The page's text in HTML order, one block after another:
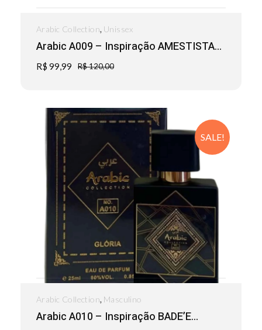
Arabic A009 – Inspiração AMESTISTA...
R$ 99,99 R$120,00
Arabic Collection, Unissex
SALE!
Arabic A010 – Inspiração BADE’E...
Arabic Collection Masculino